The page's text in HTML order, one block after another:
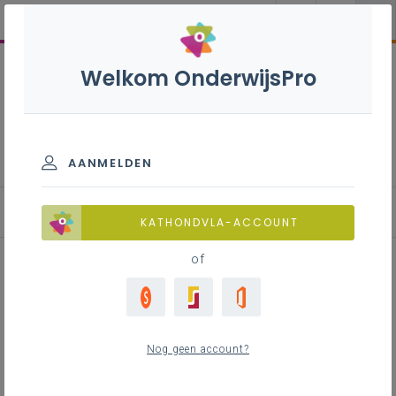
Leerplandoel in de kijker:
Welkom OnderwijsPro
AANMELDEN
KATHONDVLA-ACCOUNT
of
Nog geen account?